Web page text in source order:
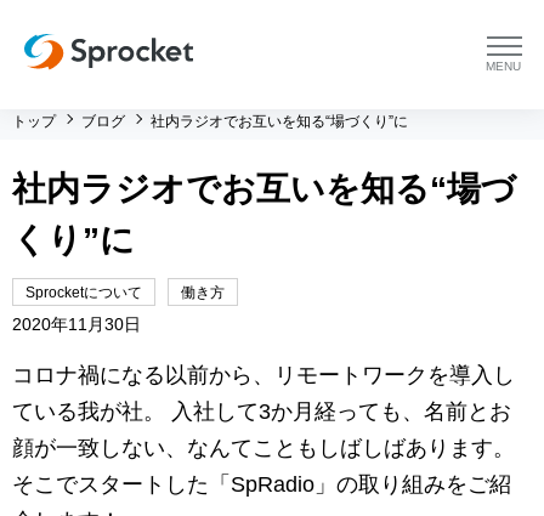
menu
プラットフォーム トップ
コンサルティング
運用支援 トップ
メソッド トップ
会社情報
会社情報 トップ
セミナー・イベント
トップ ブログ 社内ラジオでお互いを知る“場づくり”に
社内ラジオでお互いを知る“場づ
くり”に
Sprocketについて 働き方
2020年11月30日
コロナ禍になる以前から、リモートワークを導入し
ている我が社。 入社して3か月経っても、名前とお
顔が一致しない、なんてこともしばしばあります。
そこでスタートした「SpRadio」の取り組みをご紹